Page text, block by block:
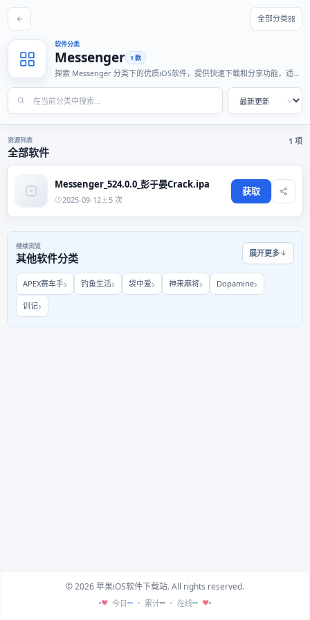
全部分类
软件分类
Messenger 1 款
探索 Messenger 分类下的优质iOS软件，提供快速下载和分享功能，适合
资源列表
全部软件
1 项
Messenger_524.0.0_彭于晏Crack.ipa
2025-09-12 5 次
获取
继续浏览
其他软件分类 展开更多
APEX赛车手 钓鱼生活 袋中爱 神来麻将 Dopamine
训记
© 2026 苹果iOS软件下载站. All rights reserved.
♥ 今日-- 累计-- 在线-- ♥